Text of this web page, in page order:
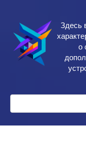
контенту
Здесь
о
Поиск: